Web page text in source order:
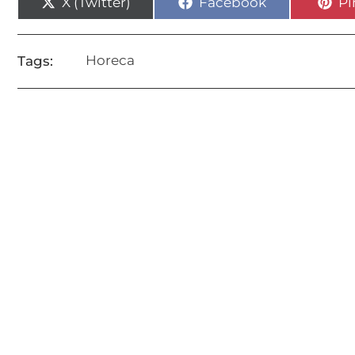
Tags: Horeca